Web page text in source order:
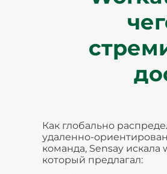
Как глобально
удаленно-
команда, Sensay искала
который предлагал: